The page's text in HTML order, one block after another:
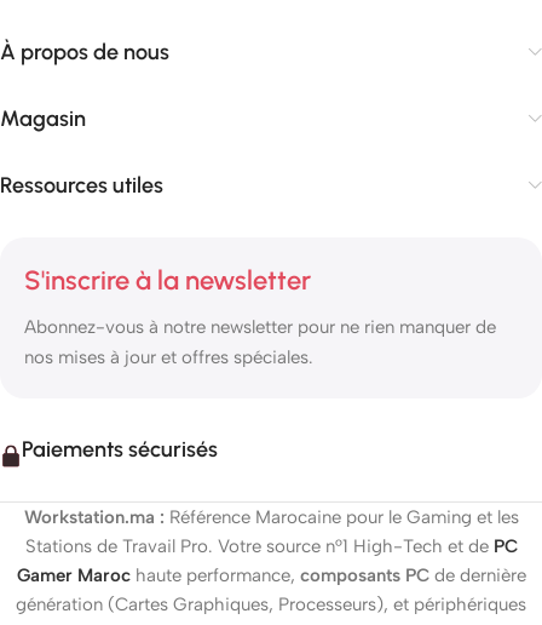
À propos de nous
Magasin
Ressources utiles
S'inscrire à la newsletter
Abonnez-vous à notre newsletter pour ne rien manquer de
nos mises à jour et offres spéciales.
Paiements sécurisés
Workstation.ma : Référence Marocaine pour le Gaming et les
Stations de Travail Pro. Votre source n°1 High-Tech et de PC
Gamer Marochaute performance, composants PCde dernière
génération (Cartes Graphiques, Processeurs), et périphériques